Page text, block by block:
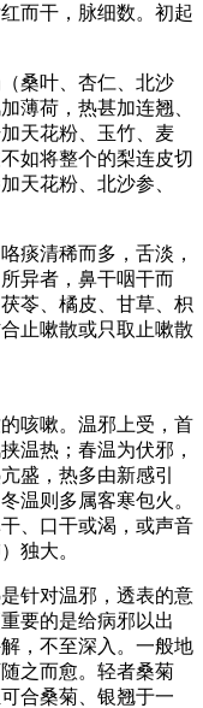
而干，脉细数。初起
桑叶、杏仁、北沙
薄荷，热甚加连翘、
天花粉、玉竹、麦
如将整个的梨连皮切
天花粉、北沙参、
痰清稀而多，舌淡，
异者，鼻干咽干而
苓、橘皮、甘草、枳
止嗽散或只取止嗽散
咳嗽。温邪上受，首
温热；春温为伏邪，
盛，热多由新感引
温则多属客寒包火。
、口干或渴，或声音
独大。
针对温邪，透表的意
要的是给病邪以出
，不至深入。一般地
之而愈。轻者桑菊
合桑菊、银翘于一